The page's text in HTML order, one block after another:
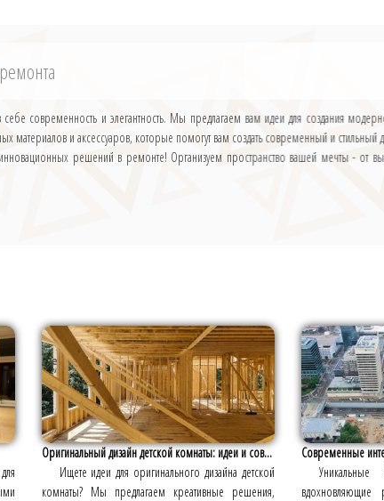
современность и элегантность. Мы предлагаем вам идеи для создания
материалов и аксессуаров, которые помогут вам создать современный и стильный
решений в ремонте! Организуем пространство вашей мечты - от
Оригинальный дизайн детской комнаты: идеи и сов...
Ищете идеи для оригинального дизайна детской
комнаты? Мы предлагаем креативные решения,
Современные